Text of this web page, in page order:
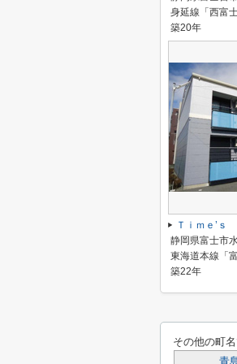
身延線「西富
築20年
静岡県富士市
東海道本線「
築22年
その他の町
青